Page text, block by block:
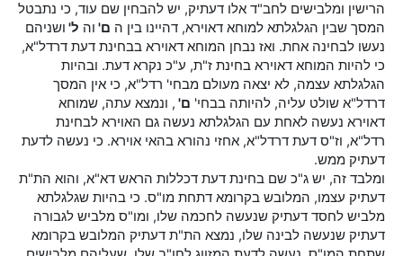
הרישין ומלבישים לחב"ד אלו דעתיק, יש להבחין שם עוד, כי נתבטל
המסך שבין הגלגלתא למוחא דאוירא, דהיינו בין ה ם' וה ל' ושניהם
נעשו לבחינה אחת. ואז נבחן המוחא דאוירא בבחינת דעת דרדל"א,
כי להיות המוחא דאוירא בחינת ז"ת, ע"כ נקרא דעת. ובהיות
הגלגלתא עצמה, לא יצאה מעולם מבחי' רדל"א, כי אין המסך
דרדל"א שולט עליה, להיותה בבחי' ם' , ונמצא עתה, שמוחא
דאוירא נעשה לאחת עם הגלגלתא נעשה גם האוירא לבחינת
רדל"א, וז"ס דעת דרדל"א, אחזי נהורא בהאי אוירא. כי נעשה לדעת
דעתיק ממש.
ומלבד זה, יש ג"כ שם בחינת דעת דכללות הראש דא"א, והוא הת"ת
דעתיק עצמו, המלובש בקרומא דתחת מו"ס. כי בהיות שגלגלתא
מלביש לחסד דעתיק שנעשה לחכמה שלו, ומו"ס מלביש לגבורה
דעתיק שנעשה לבינה שלו, נמצא הת"ת דעתיק המלובש בקרומא